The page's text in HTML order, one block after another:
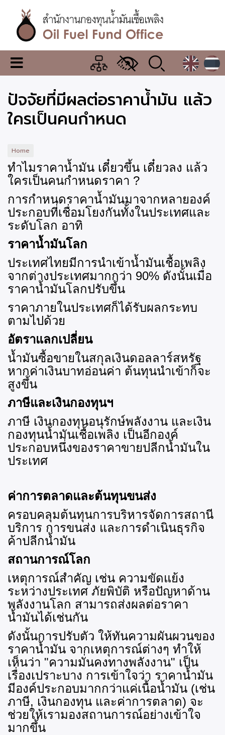
content
สำนักงาน
กองทุน
น้ำมัน
เชื้อ
เมนู
เปลี่ยน
แสดง
ผล
ปัจจัยที่มีผลต่อราคาน้ำมัน แล้ว
ใครเป็นคนกำหนด
Home
ทำไมราคาน้ำมัน เดี๋ยวขึ้น เดี๋ยวลง แล้ว
ใครเป็นคนกำหนดราคา ?
การกำหนดราคาน้ำมันมาจากหลายองค์
ประกอบที่เชื่อมโยงกันทั้งในประเทศและ
ระดับโลก อาทิ
ราคาน้ำมันโลก
ประเทศไทยมีการนำเข้าน้ำมันเชื้อเพลิง
จากต่างประเทศมากกว่า 90% ดังนั้นเมื่อ
ราคาน้ำมันโลกปรับขึ้น
ราคาภายในประเทศก็ได้รับผลกระทบ
ตามไปด้วย
อัตราแลกเปลี่ยน
น้ำมันซื้อขายในสกุลเงินดอลลาร์สหรัฐ
หากค่าเงินบาทอ่อนค่า ต้นทุนนำเข้าก็จะ
สูงขึ้น
ภาษีและเงินกองทุนฯ
ภาษี เงินกองทุนอนุรักษ์พลังงาน และเงิน
กองทุนน้ำมันเชื้อเพลิง เป็นอีกองค์
ประกอบหนึ่งของราคาขายปลีกน้ำมันใน
ประเทศ
ค่าการตลาดและต้นทุนขนส่ง
ครอบคลุมต้นทุนการบริหารจัดการสถานี
บริการ การขนส่ง และการดำเนินธุรกิจ
ค้าปลีกน้ำมัน
สถานการณ์โลก
เหตุการณ์สำคัญ เช่น ความขัดแย้ง
ระหว่างประเทศ ภัยพิบัติ หรือปัญหาด้าน
พลังงานโลก สามารถส่งผลต่อราคา
น้ำมันได้เช่นกัน
ดังนั้นการปรับตัว ให้ทันความผันผวนของ
ราคาน้ำมัน จากเหตุการณ์ต่างๆ ทำให้
เห็นว่า "ความมั่นคงทางพลังงาน" เป็น
เรื่องเปราะบาง การเข้าใจว่า ราคาน้ำมัน
มีองค์ประกอบมากกว่าแค่เนื้อน้ำมัน (เช่น
ภาษี, เงินกองทุน และค่าการตลาด) จะ
ช่วยให้เรามองสถานการณ์อย่างเข้าใจ
มากขึ้น